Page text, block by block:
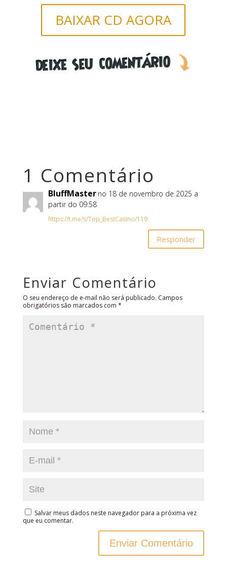
BAIXAR CD AGORA
1 Comentário
BluffMaster no 18 de novembro de 2025 a
partir do 09:58
https://t.me/s/Top_BestCasino/119
Responder
Enviar Comentário
O seu endereço de e-mail não será publicado. Campos
obrigatórios são marcados com *
Salvar meus dados neste navegador para a próxima vez
que eu comentar.